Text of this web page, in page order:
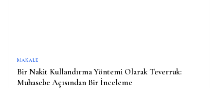
MAKALE
Bir Nakit Kullandırma Yöntemi Olarak Teverruk:
Muhasebe Açısından Bir İnceleme